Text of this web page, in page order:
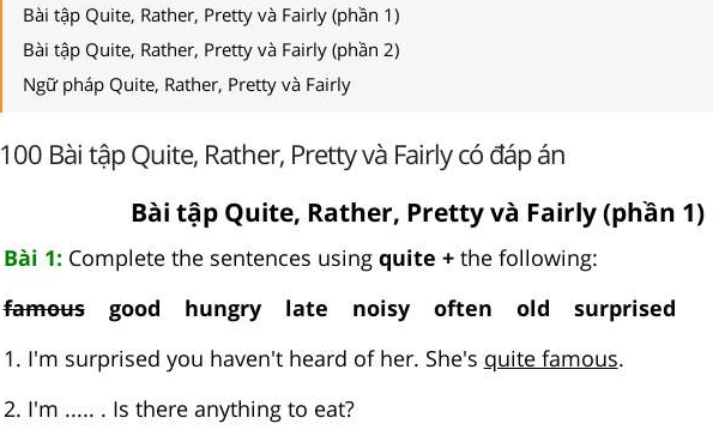
Bài tập Quite, Rather, Pretty và Fairly (phần 1)
Bài tập Quite, Rather, Pretty và Fairly (phần 2)
Ngữ pháp Quite, Rather, Pretty và Fairly
100 Bài tập Quite, Rather, Pretty và Fairly có đáp án
Bài tập Quite, Rather, Pretty và Fairly (phần 1)
Bài 1: Complete the sentences using quite +the following:
famousgood hungry late noisy often old surprised
1. I'm surprised you haven't heard of her. She's quite famous.
2. I'm ..... . Is there anything to eat?